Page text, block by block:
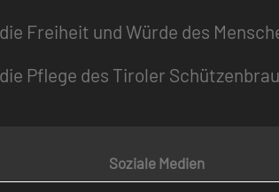
die Freiheit und Würde des
die Pflege des Tiroler
Soziale Medien